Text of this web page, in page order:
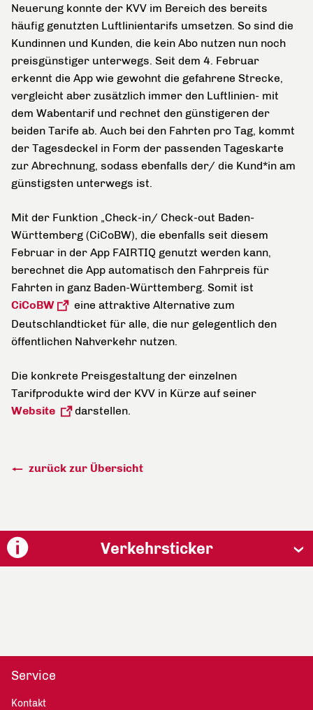
Neuerung konnte der KVV im Bereich des bereits
häufig genutzten Luftlinientarifs umsetzen. So sind die
Kundinnen und Kunden, die kein Abo nutzen nun noch
preisgünstiger unterwegs. Seit dem 4. Februar
erkennt die App wie gewohnt die gefahrene Strecke,
vergleicht aber zusätzlich immer den Luftlinien- mit
dem Wabentarif und rechnet den günstigeren der
beiden Tarife ab. Auch bei den Fahrten pro Tag, kommt
der Tagesdeckel in Form der passenden Tageskarte
zur Abrechnung, sodass ebenfalls der/ die Kund*in am
günstigsten unterwegs ist.
Mit der Funktion „Check-in/ Check-out Baden-
Württemberg (CiCoBW), die ebenfalls seit diesem
Februar in der App FAIRTIQ genutzt werden kann,
berechnet die App automatisch den Fahrpreis für
Fahrten in ganz Baden-Württemberg. Somit ist
CiCoBW
eine attraktive Alternative zum
Deutschlandticket für alle, die nur gelegentlich den
öffentlichen Nahverkehr nutzen.
Die konkrete Preisgestaltung der einzelnen
Tarifprodukte wird der KVV in Kürze auf seiner
Website
darstellen.
zurück zur Übersicht
Verkehrsticker
Service
Kontakt